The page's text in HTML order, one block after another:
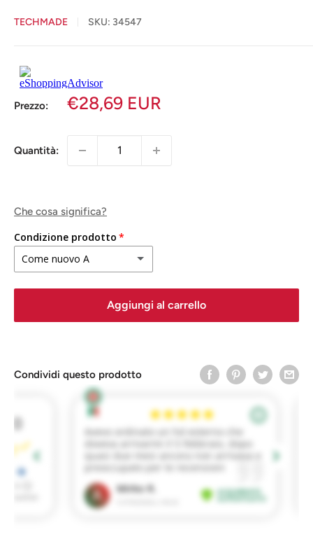
TECHMADE SKU: 34547
Prezzo: €28,69 EUR
Quantità:
Che cosa significa?
Condizione prodotto
Come nuovo A
Come nuovo A
Buono stato B
Aggiungi al carrello
Condividi questo prodotto